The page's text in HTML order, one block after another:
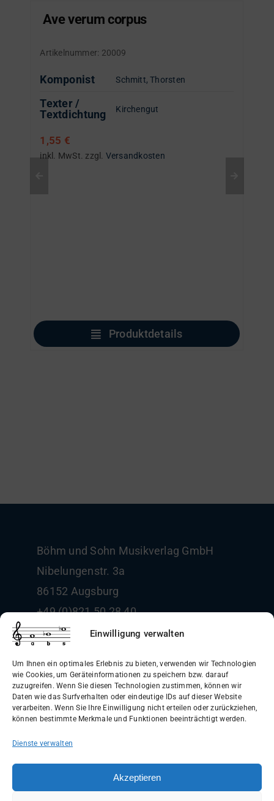
Einwilligung verwalten
Um Ihnen ein optimales Erlebnis zu bieten, verwenden wir Technologien
wie Cookies, um Geräteinformationen zu speichern bzw. darauf
zuzugreifen. Wenn Sie diesen Technologien zustimmen, können wir
Daten wie das Surfverhalten oder eindeutige IDs auf dieser Website
verarbeiten. Wenn Sie Ihre Einwilligung nicht erteilen oder zurückziehen,
können bestimmte Merkmale und Funktionen beeinträchtigt werden.
Dienste verwalten
Akzeptieren
Ave verum corpus
Artikelnummer: 20009
Komponist Schmitt, Thorsten
Texter /
Textdichtung
Kirchengut
1,55 €
inkl. MwSt. zzgl. Versandkosten
Produktdetails
Böhm und Sohn Musikverlag GmbH
Nibelungenstr. 3a
86152 Augsburg
+49 (0)821 50 28 40
info@boehm-und-sohn.de
Allgemeine Geschäftsbedingungen
Datenschutzerklärung
Widerrufsbelehrung